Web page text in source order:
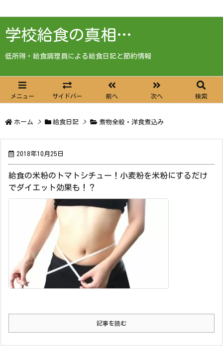
学校給食の真相…
低所得・給食調理員による給食日記と節約情報
メニュー サイドバー 前へ 次へ 検索
ホーム > 給食日記 > 煮物全般・洋食煮込み
2018年10月25日
給食の米粉のトマトシチュー！小麦粉を米粉にするだけ
でダイエット効果も！？
記事を読む